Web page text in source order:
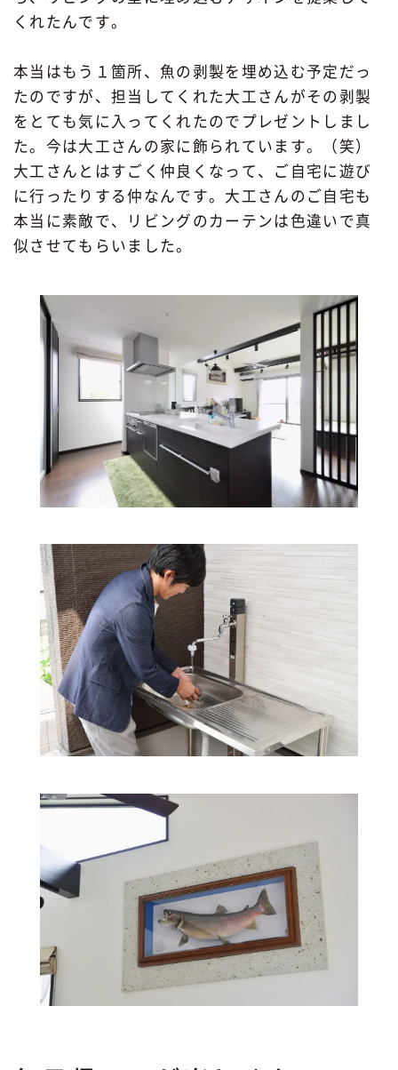
くれたんです。
本当はもう１箇所、魚の剥製を埋め込む予定だっ
たのですが、担当してくれた大工さんがその剥製
をとても気に入ってくれたのでプレゼントしまし
た。今は大工さんの家に飾られています。（笑）
大工さんとはすごく仲良くなって、ご自宅に遊び
に行ったりする仲なんです。大工さんのご自宅も
本当に素敵で、リビングのカーテンは色違いで真
似させてもらいました。